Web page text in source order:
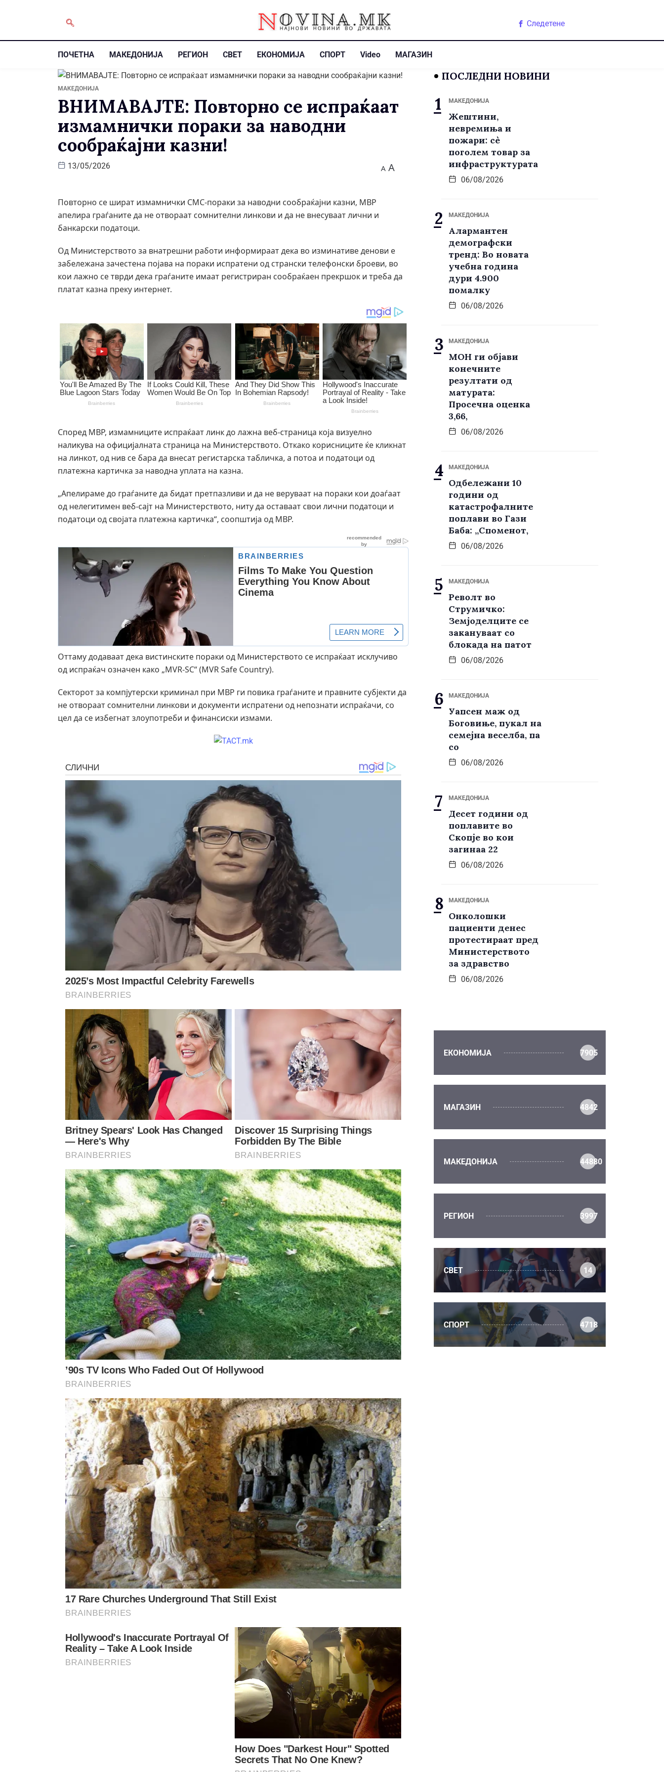
Следетене
ПОЧЕТНА МАКЕДОНИЈА РЕГИОН СВЕТ ЕКОНОМИЈА СПОРТ Video МАГАЗИН
МАКЕДОНИЈА
ВНИМАВАЈТЕ: Повторно се испраќаат
измамнички пораки за наводни
сообраќајни казни!
13/05/2026 A A
Повторно се шират измамнички СМС-пораки за наводни сообраќајни казни, МВР
апелира граѓаните да не отвораат сомнителни линкови и да не внесуваат лични и
банкарски податоци.
Од Министерството за внатрешни работи информираат дека во изминативе денови е
забележана зачестена појава на пораки испратени од странски телефонски броеви, во
кои лажно се тврди дека граѓаните имаат регистриран сообраќаен прекршок и треба да
платат казна преку интернет.
Според МВР, измамниците испраќаат линк до лажна веб-страница која визуелно
наликува на официјалната страница на Министерството. Откако корисниците ќе кликнат
на линкот, од нив се бара да внесат регистарска табличка, а потоа и податоци од
платежна картичка за наводна уплата на казна.
„Апелираме до граѓаните да бидат претпазливи и да не веруваат на пораки кои доаѓаат
од нелегитимен веб-сајт на Министерството, ниту да оставаат свои лични податоци и
податоци од својата платежна картичка“, соопштија од МВР.
Оттаму додаваат дека вистинските пораки од Министерството се испраќаат исклучиво
од испраќач означен како „MVR-SC“ (MVR Safe Country).
Секторот за компјутерски криминал при МВР ги повика граѓаните и правните субјекти да
не отвораат сомнителни линкови и документи испратени од непознати испраќачи, со
цел да се избегнат злоупотреби и финансиски измами.
ПОСЛЕДНИ НОВИНИ
МАКЕДОНИЈА
Жештини,
невремиња и
пожари: сè
поголем товар за
инфраструктурата
06/08/2026
МАКЕДОНИЈА
Алармантен
демографски
тренд: Во новата
учебна година
дури 4.900
помалку
06/08/2026
МАКЕДОНИЈА
МОН ги објави
конечните
резултати од
матурата:
Просечна оценка
3,66,
06/08/2026
МАКЕДОНИЈА
Одбележани 10
години од
катастрофалните
поплави во Гази
Баба: „Споменот,
06/08/2026
МАКЕДОНИЈА
Револт во
Струмичко:
Земјоделците се
закануваат со
блокада на патот
06/08/2026
МАКЕДОНИЈА
Уапсен маж од
Боговиње, пукал на
семејна веселба, па
со
06/08/2026
МАКЕДОНИЈА
Десет години од
поплавите во
Скопје во кои
загинаа 22
06/08/2026
МАКЕДОНИЈА
Онколошки
пациенти денес
протестираат пред
Министерството
за здравство
06/08/2026
ЕКОНОМИЈА 7905
МАГАЗИН 4842
МАКЕДОНИЈА 44880
РЕГИОН 3997
СВЕТ 14
СПОРТ 4718